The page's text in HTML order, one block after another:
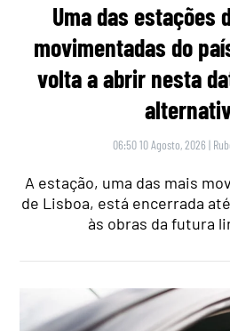
Uma das estações
movimentadas do
volta a abrir nesta
06:50 10 Agosto, 2026 |
A estação, uma das mais
de Lisboa, está encerrada
às obras da futura